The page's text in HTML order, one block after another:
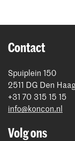
Contact
Spuiplein 150
2511 DG Den
+31 70 315 15 15
info@koncon.nl
Volg ons